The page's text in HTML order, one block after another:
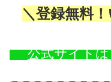
＼登録無料
公式サイト